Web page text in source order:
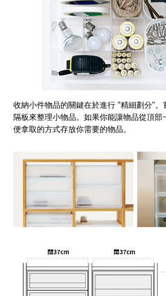
收納小件物品的關鍵在於進行 "精細劃分"
隔板來整理小物品。如果你能讓物品從頂
便拿取的方式存放你需要的物品。